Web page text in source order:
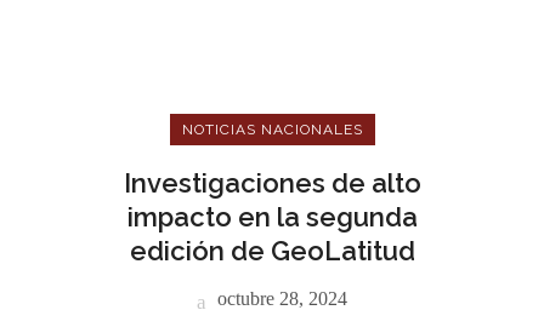
NOTICIAS NACIONALES
Investigaciones de alto
impacto en la segunda
edición de GeoLatitud
octubre 28, 2024